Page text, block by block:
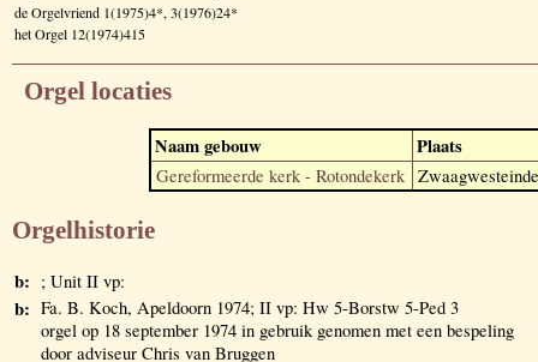
de Orgelvriend 1(1975)4*, 3(1976)24*
het Orgel 12(1974)415
Orgel locaties
Naam gebouw Plaats
Gereformeerde kerk - Rotondekerk Zwaagwesteinde
Orgelhistorie
b: ; Unit II vp:
b: Fa. B. Koch, Apeldoorn 1974; II vp: Hw 5-Borstw 5-Ped 3
orgel op 18 september 1974 in gebruik genomen met een bespeling
door adviseur Chris van Bruggen